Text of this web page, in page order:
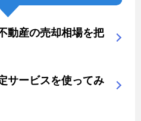
動産の売却相場を把
サービスを使ってみ